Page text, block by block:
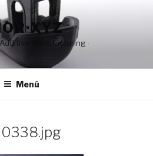
Manufacturing ·
Menú